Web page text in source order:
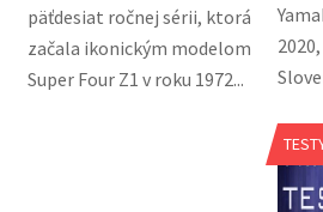
päťdesiat ročnej sérii, ktorá
začala ikonickým modelom
Super Four Z1 v roku 1972...